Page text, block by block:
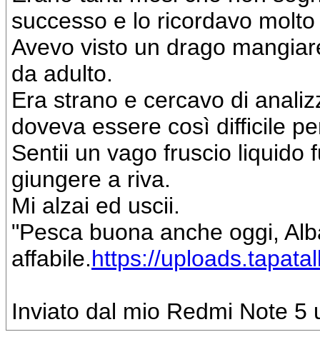
successo e lo ricordavo
Avevo visto un drago
da adulto.
Era strano e cercavo di
doveva essere così difficile
Sentii un vago fruscio liquido
giungere a riva.
Mi alzai ed uscii.
"Pesca buona anche oggi,
affabile.https://
Inviato dal mio Redmi Note 5